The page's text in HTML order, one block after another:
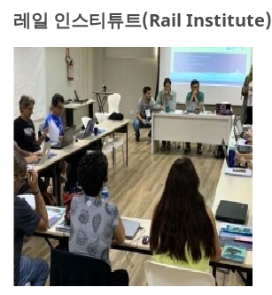
레일 인스티튜트(Rail Institute)